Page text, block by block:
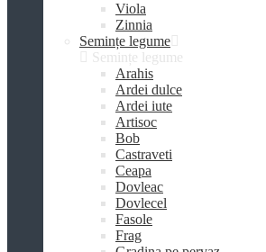
Viola
Zinnia
Semințe legume
Semințe legume
Arahis
Ardei dulce
Ardei iute
Artisoc
Bob
Castraveti
Ceapa
Dovleac
Dovlecel
Fasole
Frag